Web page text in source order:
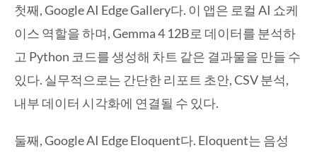
첫째, Google AI Edge Gallery다. 이 앱은 로컬 AI 쇼케
이스 역할을 하며, Gemma 4 12B로 데이터를 분석하
고 Python 코드를 생성해 차트 같은 결과물을 만들 수
있다. 실무적으로는 간단한 리포트 초안, CSV 분석,
내부 데이터 시각화에 연결될 수 있다.
둘째, Google AI Edge Eloquent다. Eloquent는 음성